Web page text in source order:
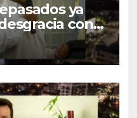
ya
con
que quizás se